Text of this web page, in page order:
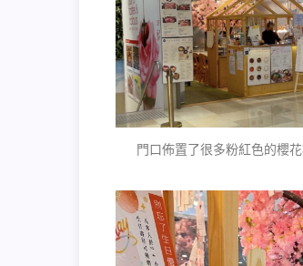
門口佈置了很多粉紅色的櫻